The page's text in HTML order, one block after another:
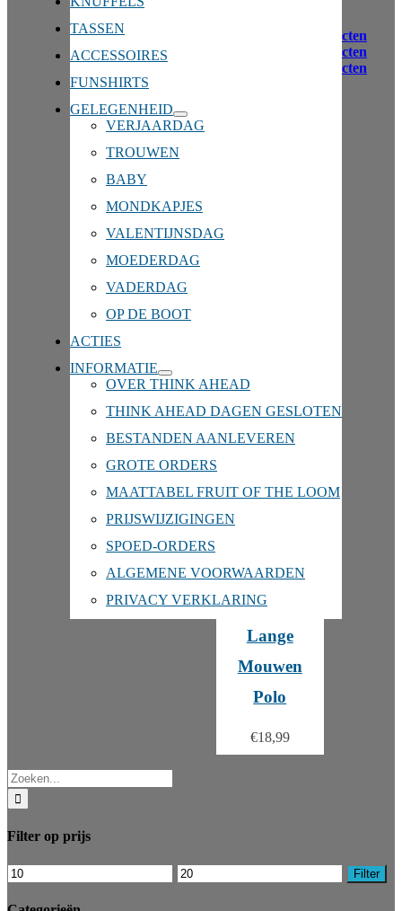
TASSEN
ACCESSOIRES
FUNSHIRTS
GELEGENHEID
VERJAARDAG
TROUWEN
BABY
MONDKAPJES
VALENTIJNSDAG
MOEDERDAG
VADERDAG
OP DE BOOT
ACTIES
INFORMATIE
OVER THINK AHEAD
THINK AHEAD DAGEN GESLOTEN
BESTANDEN AANLEVEREN
GROTE ORDERS
MAATTABEL FRUIT OF THE LOOM
PRIJSWIJZIGINGEN
SPOED-ORDERS
ALGEMENE VOORWAARDEN
PRIVACY VERKLARING
30 Producten
60 Producten
90 Producten
Polo Kids
€10,99
Polo Dames
Lange
Mouwen
Polo
€18,99
Search
for:
Filter op prijs
Min.
prijs
Max.
prijs
Filter